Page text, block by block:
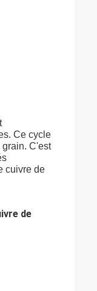
Ce cycle
C'est
cuivre de
de